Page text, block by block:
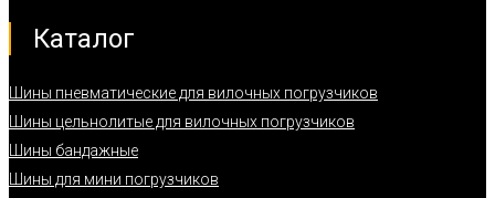
Каталог
Шины пневматические для вилочных погрузчиков
Шины цельнолитые для вилочных погрузчиков
Шины бандажные
Шины для мини погрузчиков